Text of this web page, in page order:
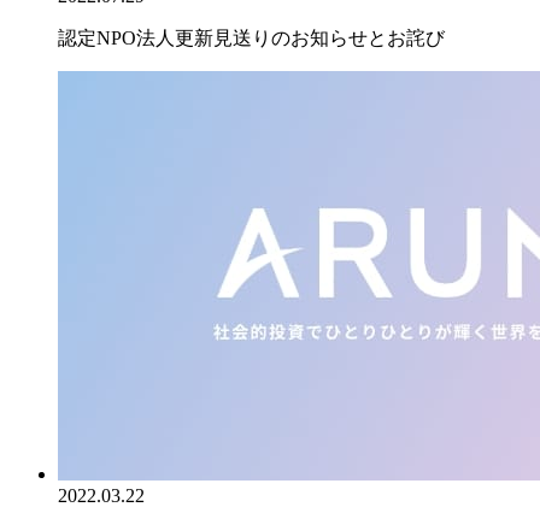
認定NPO法人更新見送りのお知らせとお詫び
2022.03.22